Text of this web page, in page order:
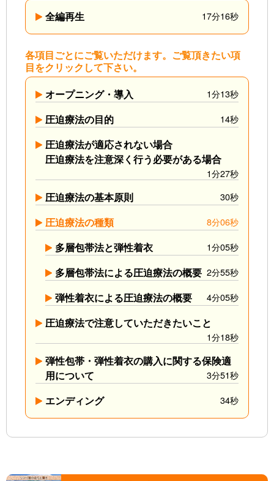
全編再生 17分16秒
各項目ごとにご覧いただけます。ご覧頂きたい項
目をクリックして下さい。
オープニング・導入
1分13秒
圧迫療法の目的 14秒
圧迫療法が適応されない場合
圧迫療法を注意深く行う必要がある場合
1分27秒
圧迫療法の基本原則 30秒
圧迫療法の種類 8分06秒
多層包帯法と弾性着衣 1分05秒
多層包帯法による圧迫療法の概要 2分55秒
弾性着衣による圧迫療法の概要 4分05秒
圧迫療法で注意していただきたいこと
1分18秒
弾性包帯・弾性着衣の購入に関する保険適
用について
3分51秒
エンディング 34秒